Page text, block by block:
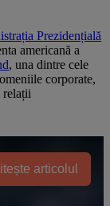
Prezidențială
americană a
, una dintre cele
corporate,
relații
articolul